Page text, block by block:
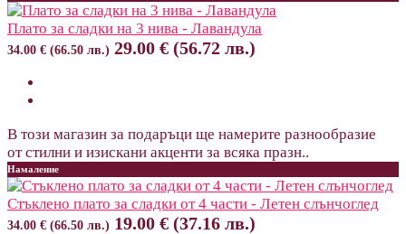
Плато за сладки на 3 нива - Лавандула
34.00 € (66.50 лв.) 29.00 € (56.72 лв.)
В този магазин за подаръци ще намерите разнообразие
от стилни и изискани акценти за всяка празн..
Намаление
Стъклено плато за сладки от 4 части - Летен слънчоглед
34.00 € (66.50 лв.) 19.00 € (37.16 лв.)